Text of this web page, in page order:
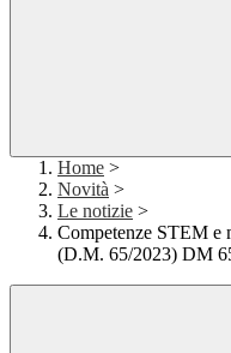
Home >
Novità >
Le notizie >
Competenze STEM e
(D.M. 65/2023) DM